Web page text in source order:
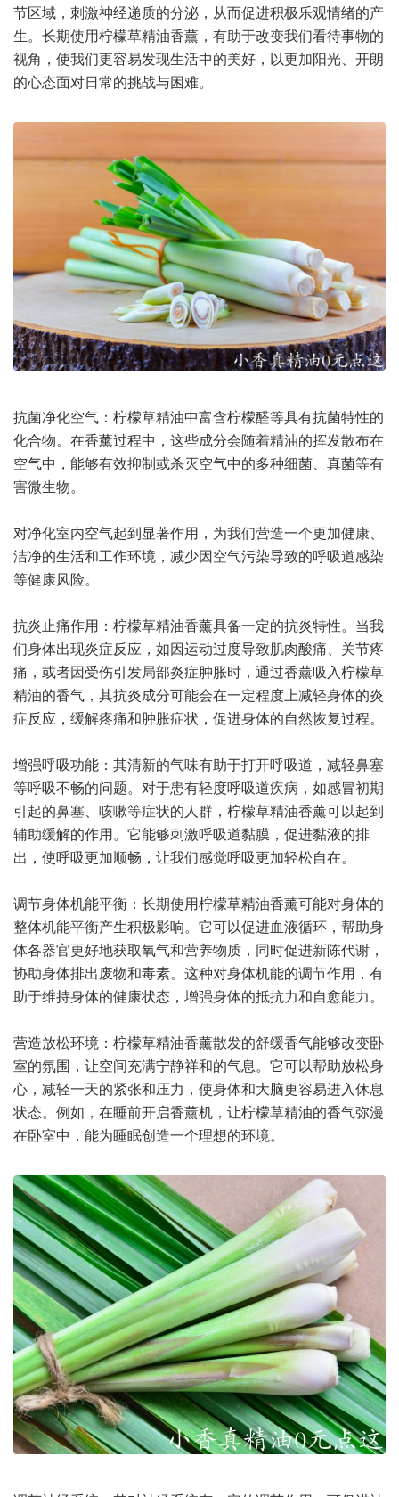
节区域，刺激神经递质的分泌，从而促进积极乐观情绪的产
生。长期使用柠檬草精油香薰，有助于改变我们看待事物的
视角，使我们更容易发现生活中的美好，以更加阳光、开朗
的心态面对日常的挑战与困难。
抗菌净化空气：柠檬草精油中富含柠檬醛等具有抗菌特性的
化合物。在香薰过程中，这些成分会随着精油的挥发散布在
空气中，能够有效抑制或杀灭空气中的多种细菌、真菌等有
害微生物。
对净化室内空气起到显著作用，为我们营造一个更加健康、
洁净的生活和工作环境，减少因空气污染导致的呼吸道感染
等健康风险。
抗炎止痛作用：柠檬草精油香薰具备一定的抗炎特性。当我
们身体出现炎症反应，如因运动过度导致肌肉酸痛、关节疼
痛，或者因受伤引发局部炎症肿胀时，通过香薰吸入柠檬草
精油的香气，其抗炎成分可能会在一定程度上减轻身体的炎
症反应，缓解疼痛和肿胀症状，促进身体的自然恢复过程。
增强呼吸功能：其清新的气味有助于打开呼吸道，减轻鼻塞
等呼吸不畅的问题。对于患有轻度呼吸道疾病，如感冒初期
引起的鼻塞、咳嗽等症状的人群，柠檬草精油香薰可以起到
辅助缓解的作用。它能够刺激呼吸道黏膜，促进黏液的排
出，使呼吸更加顺畅，让我们感觉呼吸更加轻松自在。
调节身体机能平衡：长期使用柠檬草精油香薰可能对身体的
整体机能平衡产生积极影响。它可以促进血液循环，帮助身
体各器官更好地获取氧气和营养物质，同时促进新陈代谢，
协助身体排出废物和毒素。这种对身体机能的调节作用，有
助于维持身体的健康状态，增强身体的抵抗力和自愈能力。
营造放松环境：柠檬草精油香薰散发的舒缓香气能够改变卧
室的氛围，让空间充满宁静祥和的气息。它可以帮助放松身
心，减轻一天的紧张和压力，使身体和大脑更容易进入休息
状态。例如，在睡前开启香薰机，让柠檬草精油的香气弥漫
在卧室中，能为睡眠创造一个理想的环境。